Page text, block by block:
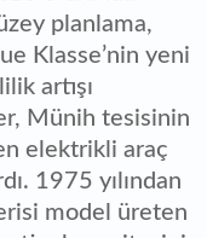
planlama,
Klasse’nin yeni
artışı
Münih tesisinin
elektrikli araç
1975 yılından
model üreten